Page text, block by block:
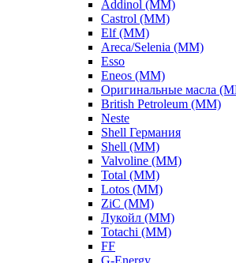
Addinol (ММ)
Castrol (ММ)
Elf (ММ)
Areca/Selenia (ММ)
Esso
Eneos (ММ)
Оригинальные масла
British Petroleum (ММ)
Neste
Shell Германия
Shell (ММ)
Valvoline (ММ)
Total (ММ)
Lotos (ММ)
ZiC (ММ)
Лукойл (ММ)
Totachi (MM)
FF
G-Energy